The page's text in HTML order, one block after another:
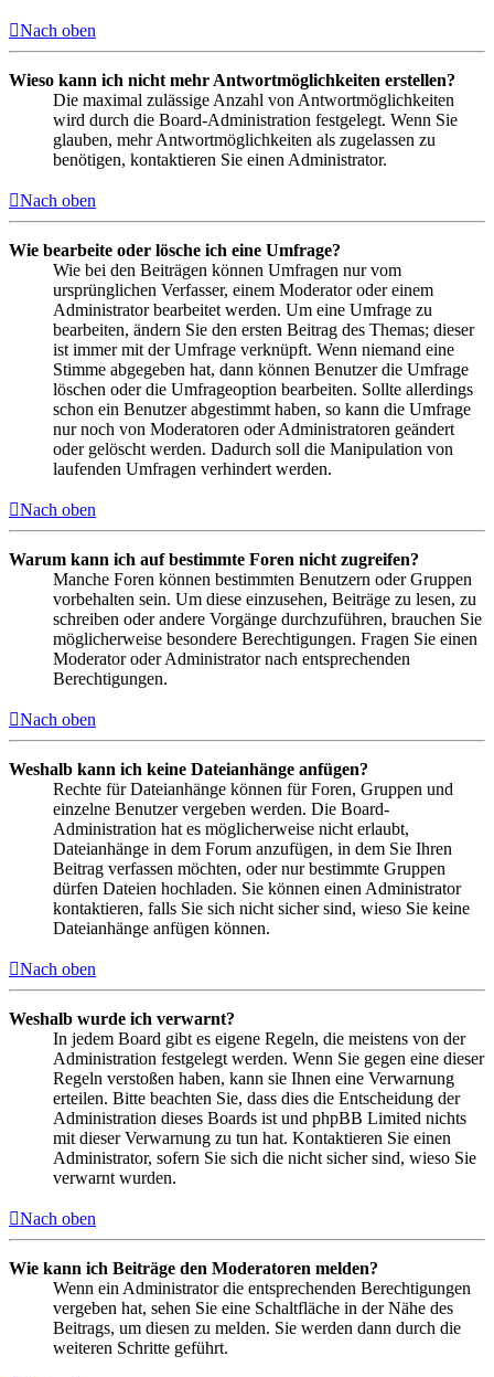
Nach oben
Wieso kann ich nicht mehr Antwortmöglichkeiten erstellen?
Die maximal zulässige Anzahl von Antwortmöglichkeiten
wird durch die Board-Administration festgelegt. Wenn Sie
glauben, mehr Antwortmöglichkeiten als zugelassen zu
benötigen, kontaktieren Sie einen Administrator.
Nach oben
Wie bearbeite oder lösche ich eine Umfrage?
Wie bei den Beiträgen können Umfragen nur vom
ursprünglichen Verfasser, einem Moderator oder einem
Administrator bearbeitet werden. Um eine Umfrage zu
bearbeiten, ändern Sie den ersten Beitrag des Themas; dieser
ist immer mit der Umfrage verknüpft. Wenn niemand eine
Stimme abgegeben hat, dann können Benutzer die Umfrage
löschen oder die Umfrageoption bearbeiten. Sollte allerdings
schon ein Benutzer abgestimmt haben, so kann die Umfrage
nur noch von Moderatoren oder Administratoren geändert
oder gelöscht werden. Dadurch soll die Manipulation von
laufenden Umfragen verhindert werden.
Nach oben
Warum kann ich auf bestimmte Foren nicht zugreifen?
Manche Foren können bestimmten Benutzern oder Gruppen
vorbehalten sein. Um diese einzusehen, Beiträge zu lesen, zu
schreiben oder andere Vorgänge durchzuführen, brauchen Sie
möglicherweise besondere Berechtigungen. Fragen Sie einen
Moderator oder Administrator nach entsprechenden
Berechtigungen.
Nach oben
Weshalb kann ich keine Dateianhänge anfügen?
Rechte für Dateianhänge können für Foren, Gruppen und
einzelne Benutzer vergeben werden. Die Board-
Administration hat es möglicherweise nicht erlaubt,
Dateianhänge in dem Forum anzufügen, in dem Sie Ihren
Beitrag verfassen möchten, oder nur bestimmte Gruppen
dürfen Dateien hochladen. Sie können einen Administrator
kontaktieren, falls Sie sich nicht sicher sind, wieso Sie keine
Dateianhänge anfügen können.
Nach oben
Weshalb wurde ich verwarnt?
In jedem Board gibt es eigene Regeln, die meistens von der
Administration festgelegt werden. Wenn Sie gegen eine dieser
Regeln verstoßen haben, kann sie Ihnen eine Verwarnung
erteilen. Bitte beachten Sie, dass dies die Entscheidung der
Administration dieses Boards ist und phpBB Limited nichts
mit dieser Verwarnung zu tun hat. Kontaktieren Sie einen
Administrator, sofern Sie sich die nicht sicher sind, wieso Sie
verwarnt wurden.
Nach oben
Wie kann ich Beiträge den Moderatoren melden?
Wenn ein Administrator die entsprechenden Berechtigungen
vergeben hat, sehen Sie eine Schaltfläche in der Nähe des
Beitrags, um diesen zu melden. Sie werden dann durch die
weiteren Schritte geführt.